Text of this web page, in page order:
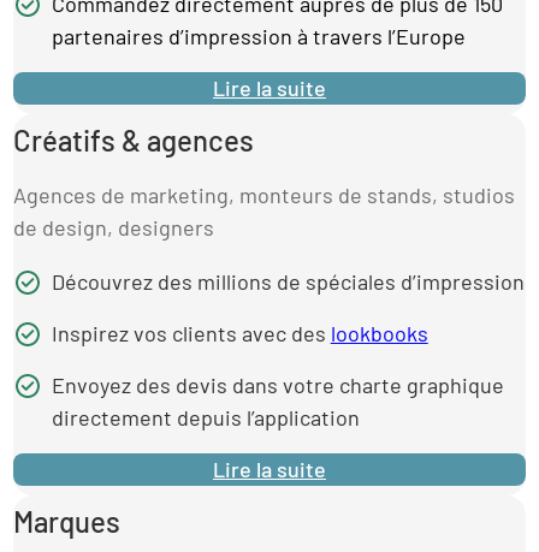
partenaires d’impression à travers l’Europe
Lire la suite
Créatifs & agences
Agences de marketing, monteurs de stands, studios
de design, designers
Découvrez des millions de spéciales d’impression
Inspirez vos clients avec des lookbooks
Envoyez des devis dans votre charte graphique
directement depuis l’application
Lire la suite
Marques